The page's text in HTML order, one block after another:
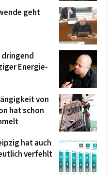
geht
Energie-
von
hat schon
hat auch
verfehlt